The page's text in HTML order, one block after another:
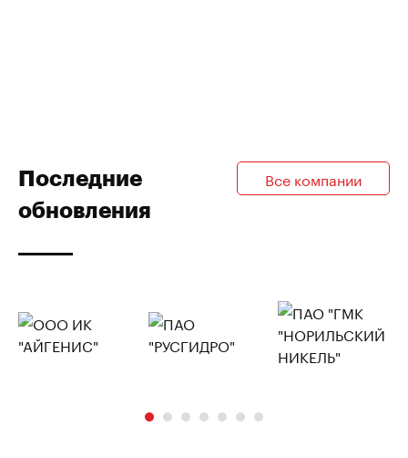
Последние
обновления
Все компании